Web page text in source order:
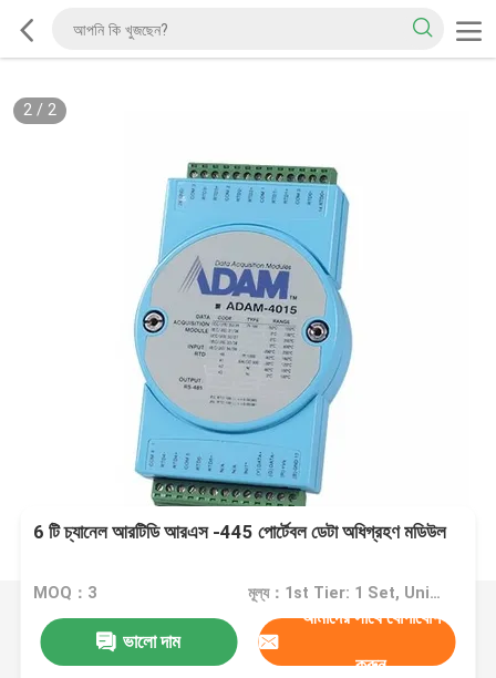
2/ 2
6 টি চ্যানেল আরটিডি আরএস -445 পোর্টেবল ডেটা অধিগ্রহণ মডিউল
MOQ：3 মূল্য：1st Tier: 1 Set, Unit Price USD 3.00 2nd Tier: 2-5 Sets, Unit Price USD 2.00 3rd Tier: Over 5 Sets, Unit Price USD 1.00
ভালো দাম
আমাদের সাথে যোগাযোগ
করুন